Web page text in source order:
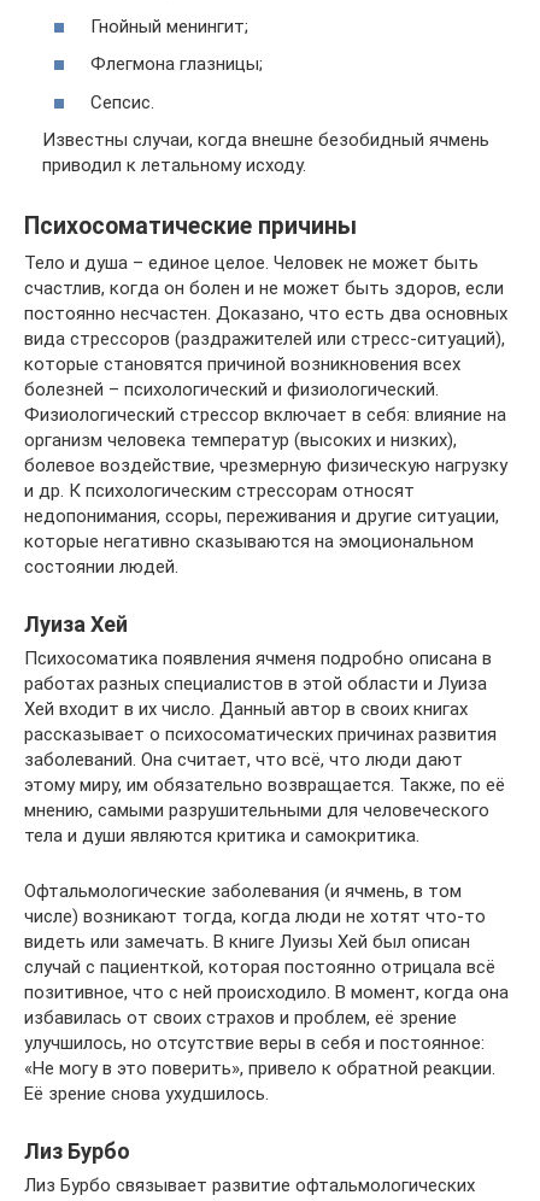
Гнойный менингит;
Флегмона глазницы;
Сепсис.
Известны случаи, когда внешне безобидный ячмень
приводил к летальному исходу.
Психосоматические причины
Тело и душа – единое целое. Человек не может быть
счастлив, когда он болен и не может быть здоров, если
постоянно несчастен. Доказано, что есть два основных
вида стрессоров (раздражителей или стресс-ситуаций),
которые становятся причиной возникновения всех
болезней – психологический и физиологический.
Физиологический стрессор включает в себя: влияние на
организм человека температур (высоких и низких),
болевое воздействие, чрезмерную физическую нагрузку
и др. К психологическим стрессорам относят
недопонимания, ссоры, переживания и другие ситуации,
которые негативно сказываются на эмоциональном
состоянии людей.
Луиза Хей
Психосоматика появления ячменя подробно описана в
работах разных специалистов в этой области и Луиза
Хей входит в их число. Данный автор в своих книгах
рассказывает о психосоматических причинах развития
заболеваний. Она считает, что всё, что люди дают
этому миру, им обязательно возвращается. Также, по её
мнению, самыми разрушительными для человеческого
тела и души являются критика и самокритика.
Офтальмологические заболевания (и ячмень, в том
числе) возникают тогда, когда люди не хотят что-то
видеть или замечать. В книге Луизы Хей был описан
случай с пациенткой, которая постоянно отрицала всё
позитивное, что с ней происходило. В момент, когда она
избавилась от своих страхов и проблем, её зрение
улучшилось, но отсутствие веры в себя и постоянное:
«Не могу в это поверить», привело к обратной реакции.
Её зрение снова ухудшилось.
Лиз Бурбо
Лиз Бурбо связывает развитие офтальмологических